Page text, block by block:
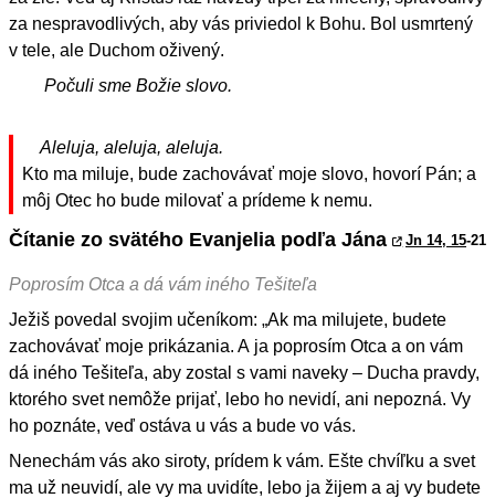
za nespravodlivých, aby vás priviedol k Bohu. Bol usmrtený
v tele, ale Duchom oživený.
Počuli sme Božie slovo.
Aleluja, aleluja, aleluja.
Kto ma miluje, bude zachovávať moje slovo, hovorí Pán; a
môj Otec ho bude milovať a prídeme k nemu.
Čítanie zo svätého Evanjelia podľa Jána Jn 14, 15-21
Poprosím Otca a dá vám iného Tešiteľa
Ježiš povedal svojim učeníkom: „Ak ma milujete, budete
zachovávať moje prikázania. A ja poprosím Otca a on vám
dá iného Tešiteľa, aby zostal s vami naveky – Ducha pravdy,
ktorého svet nemôže prijať, lebo ho nevidí, ani nepozná. Vy
ho poznáte, veď ostáva u vás a bude vo vás.
Nenechám vás ako siroty, prídem k vám. Ešte chvíľku a svet
ma už neuvidí, ale vy ma uvidíte, lebo ja žijem a aj vy budete